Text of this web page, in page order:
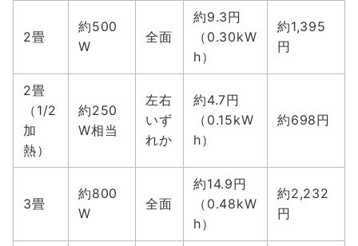
2畳
約500
W
全面
約9.3円
（0.30kW
h）
約1,395
円
2畳
（1/2
加
熱）
約250
W相当
左右
いず
れか
約4.7円
（0.15kW
h）
約698円
3畳
約800
W
全面
約14.9円
（0.48kW
h）
約2,232
円